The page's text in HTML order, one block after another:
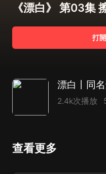
《漂白》 第03集
打
2.4k次播放
查看更多